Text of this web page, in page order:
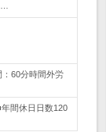
60分時間外労
間休日日数120